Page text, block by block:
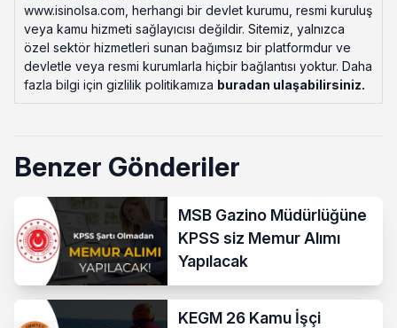
www.isinolsa.com, herhangi bir devlet kurumu, resmi kuruluş
veya kamu hizmeti sağlayıcısı değildir. Sitemiz, yalnızca
özel sektör hizmetleri sunan bağımsız bir platformdur ve
devletle veya resmi kurumlarla hiçbir bağlantısı yoktur. Daha
fazla bilgi için gizlilik politikamıza buradan ulaşabilirsiniz.
Benzer Gönderiler
MSB Gazino Müdürlüğüne
KPSS siz Memur Alımı
Yapılacak
KEGM 26 Kamu İşçi